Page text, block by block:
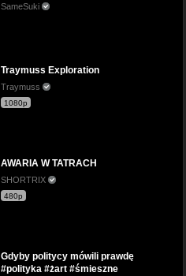
SameSuki
Traymuss Exploration
Traymuss
1080p
AWARIA W TATRACH
SHORTRIX
480p
Gdyby politycy mówili prawdę
#polityka #żart #śmieszne